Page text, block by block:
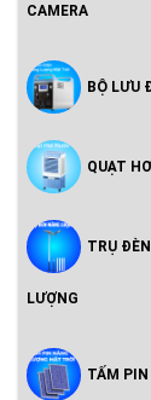
CAMERA
BỘ LƯU
QUẠT
TRỤ
LƯỢNG
TẤM